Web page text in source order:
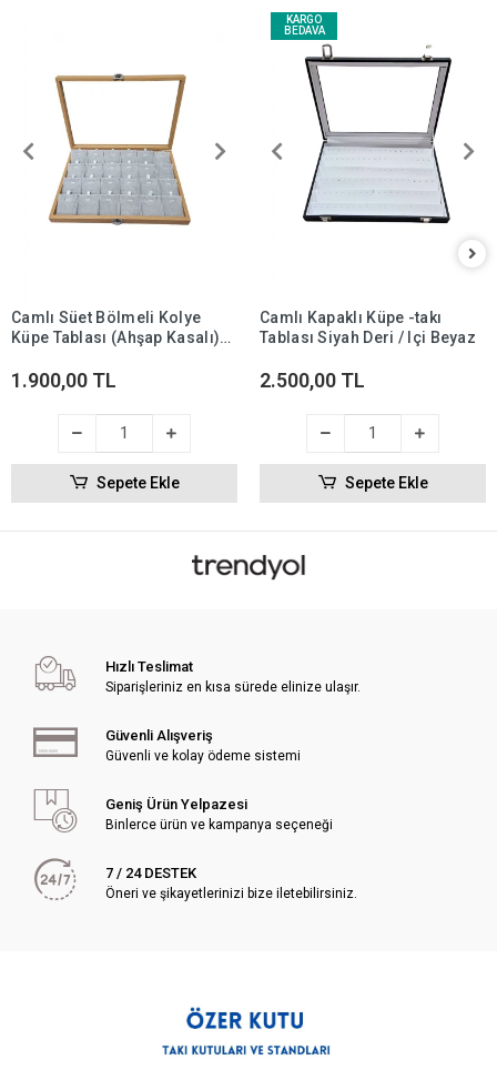
Camlı Süet Bölmeli Kolye
Küpe Tablası (Ahşap Kasalı)
1.900,00 TL
Sepete Ekle
KARGO
BEDAVA
Camlı Kapaklı Küpe -takı
Tablası Siyah Deri / Içi Beyaz
2.500,00 TL
Sepete Ekle
Hızlı Teslimat
Siparişleriniz en kısa sürede elinize ulaşır.
Güvenli Alışveriş
Güvenli ve kolay ödeme sistemi
Geniş Ürün Yelpazesi
Binlerce ürün ve kampanya seçeneği
7 / 24 DESTEK
Öneri ve şikayetlerinizi bize iletebilirsiniz.